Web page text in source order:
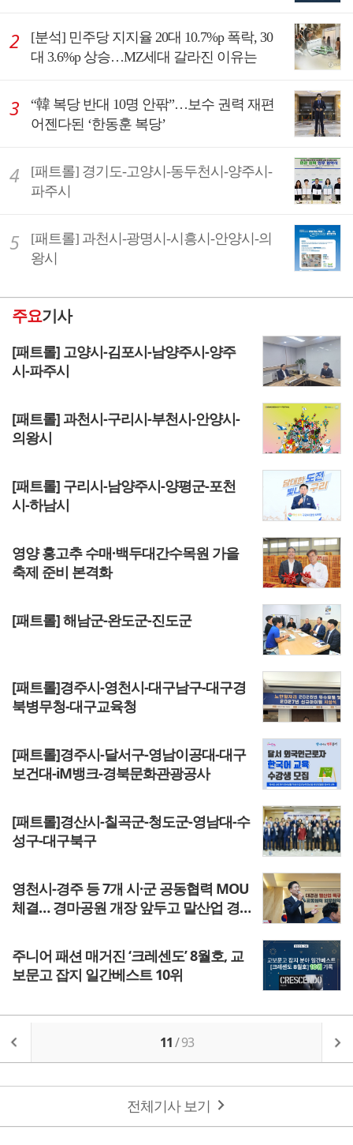
[분석] 민주당 지지율 20대 10.7%p 폭락, 30
대 3.6%p 상승…MZ세대 갈라진 이유는
“韓 복당 반대 10명 안팎”…보수 권력 재편
어젠다된 ‘한동훈 복당’
[패트롤] 경기도-고양시-동두천시-양주시-
파주시
[패트롤] 과천시-광명시-시흥시-안양시-의
왕시
주요기사
[패트롤] 고양시-김포시-남양주시-양주
시-파주시
[패트롤] 과천시-구리시-부천시-안양시-
의왕시
[패트롤] 구리시-남양주시-양평군-포천
시-하남시
영양 홍고추 수매·백두대간수목원 가을
축제 준비 본격화
[패트롤] 해남군-완도군-진도군
[패트롤]경주시-영천시-대구남구-대구경
북병무청-대구교육청
[패트롤]경주시-달서구-영남이공대-대구
보건대-iM뱅크-경북문화관광공사
[패트롤]경산시-칠곡군-청도군-영남대-수
성구-대구북구
영천시-경주 등 7개 시·군 공동협력 MOU
체결… 경마공원 개장 앞두고 말산업 경
주니어 패션 매거진 ‘크레센도’ 8월호, 교
보문고 잡지 일간베스트 10위
11/93
전체기사 보기